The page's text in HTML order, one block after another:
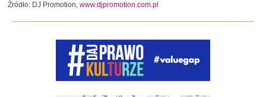
Źródło: DJ Promotion,www.djpromotion.com.pl